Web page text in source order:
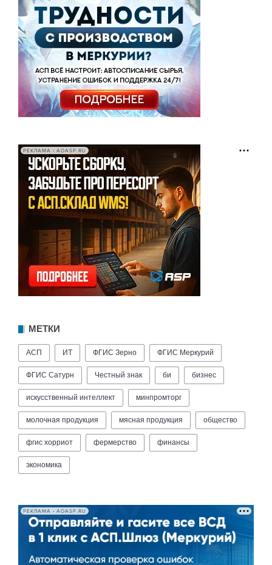
РЕКЛАМА • AOASP.RU
МЕТКИ
АСП ИТ ФГИС Зерно ФГИС Меркурий
ФГИС Сатурн Честный знак би бизнес
искусственный интеллект минпромторг
молочная продукция мясная продукция общество
фгис хорриот фермерство финансы
экономика
РЕКЛАМА • AOASP.RU